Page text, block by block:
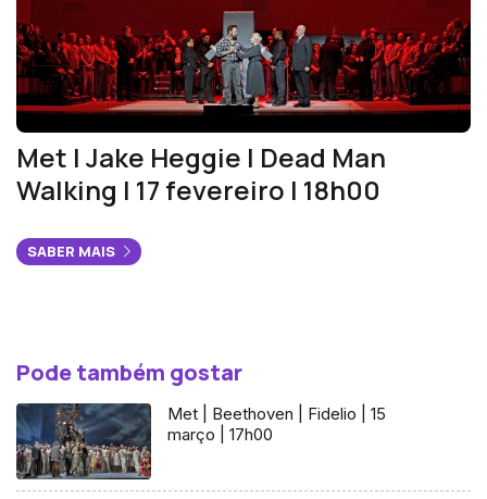
Met | Jake Heggie | Dead Man
Walking | 17 fevereiro | 18h00
SABER MAIS
Pode também gostar
Met | Beethoven | Fidelio | 15
março | 17h00